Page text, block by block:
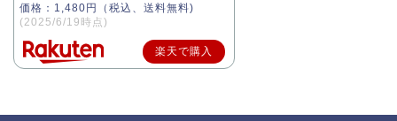
価格：1,480円（税込、送料無料)
(2025/6/19時点)
楽天で購入